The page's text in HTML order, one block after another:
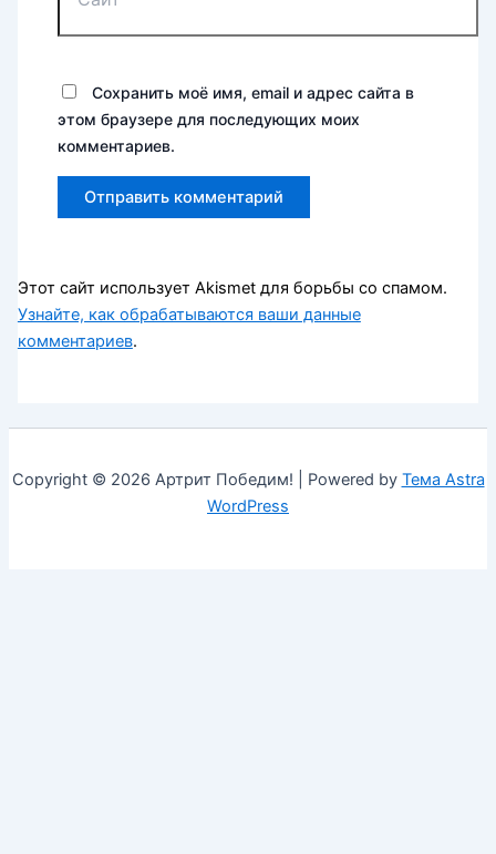
Сохранить моё имя, email и адрес сайта в
этом браузере для последующих моих
комментариев.
Этот сайт использует Akismet для борьбы со спамом.
Узнайте, как обрабатываются ваши данные
комментариев.
Copyright © 2026 Артрит Победим! | Powered by Тема Astra
WordPress